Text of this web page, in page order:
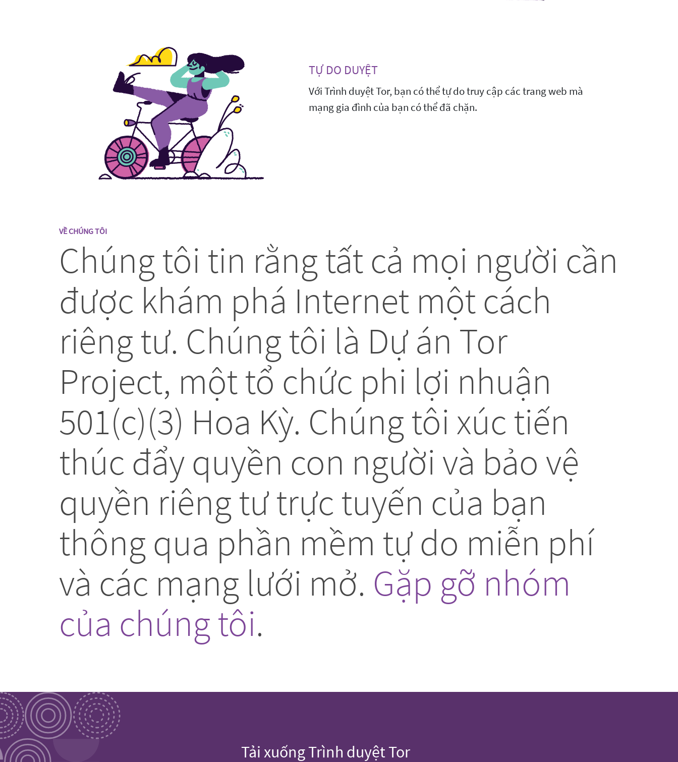
TỰ DO DUYỆT
Với Trình duyệt Tor, bạn có thể tự do truy cập các trang web mà
mạng gia đình của bạn có thể đã chặn.
VỀ CHÚNG TÔI
Chúng tôi tin rằng tất cả mọi người cần
được khám phá Internet một cách
riêng tư. Chúng tôi là Dự án Tor
Project, một tổ chức phi lợi nhuận
501(c)(3) Hoa Kỳ. Chúng tôi xúc tiến
thúc đẩy quyền con người và bảo vệ
quyền riêng tư trực tuyến của bạn
thông qua phần mềm tự do miễn phí
và các mạng lưới mở. Gặp gỡ nhóm
của chúng tôi.
Tải xuống Trình duyệt Tor